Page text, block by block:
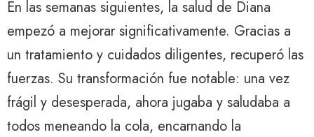
En las semanas siguientes, la salud de Diana
empezó a mejorar significativamente. Gracias a
un tratamiento y cuidados diligentes, recuperó las
fuerzas. Su transformación fue notable: una vez
frágil y desesperada, ahora jugaba y saludaba a
todos meneando la cola, encarnando la